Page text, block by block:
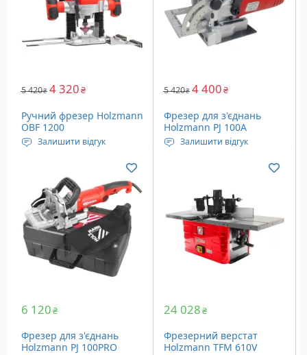
5 420₴ 4 320₴
Ручний фрезер Holzmann
OBF 1200
Залишити відгук
Потужність: 1.2 кВт
Число оборотів: 1000 -
33000 об/хв
5 420₴ 4 400₴
Фрезер для з'єднань
Holzmann PJ 100A
Залишити відгук
Глибина пропилу: 19 мм
6 120₴
Фрезер для з'єднань
Holzmann PJ 100PRO
24 028₴
Фрезерний верстат
Holzmann TFM 610V